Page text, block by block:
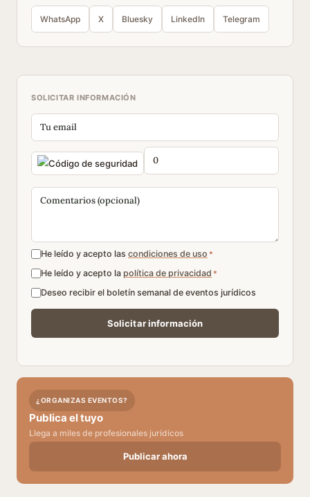
WhatsApp X Bluesky LinkedIn Telegram
SOLICITAR INFORMACIÓN
He leído y acepto las condiciones de uso *
He leído y acepto la política de privacidad *
Deseo recibir el boletín semanal de eventos jurídicos
¿ORGANIZAS EVENTOS?
Publica el tuyo
Llega a miles de profesionales jurídicos
Publicar ahora